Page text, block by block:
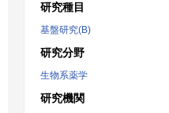
研究種目
基盤研究(B)
研究分野
生物系薬学
研究機関